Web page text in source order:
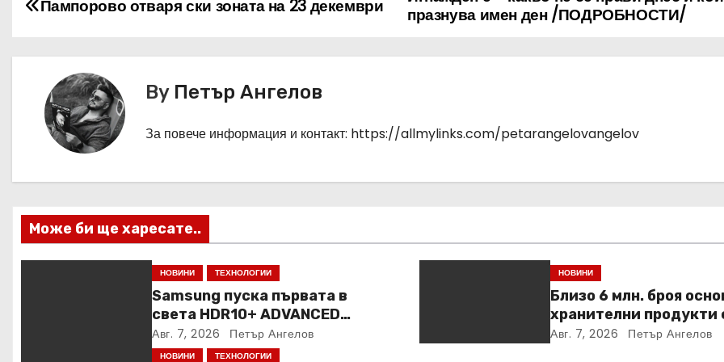
ц
и
празнува имен ден /ПОДРОБНОСТИ/
Пампорово отваря ски зоната на 23 декември
By Петър Ангелов
За повече информация и контакт: https://allmylinks.com/petarangelovangelov
Може би ще харесате..
НОВИНИ ТЕХНОЛОГИИ
Samsung пуска първата в
света HDR10+ ADVANCED
стрийминг услуга в Prime Video
Авг. 7, 2026 Петър Ангелов
НОВИНИ
Близо 6 млн. броя
хранителни продукти
закупени от „Кошница
Авг. 7, 2026 Петър Ангелов
НОВИНИ ТЕХНОЛОГИИ